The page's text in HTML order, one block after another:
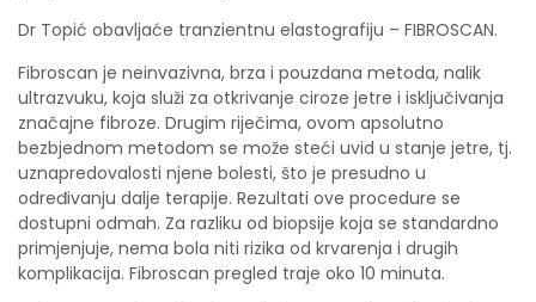
Dr Topić obavljaće tranzientnu elastografiju – FIBROSCAN.
Fibroscan je neinvazivna, brza i pouzdana metoda, nalik
ultrazvuku, koja služi za otkrivanje ciroze jetre i isključivanja
značajne fibroze. Drugim riječima, ovom apsolutno
bezbjednom metodom se može steći uvid u stanje jetre, tj.
uznapredovalosti njene bolesti, što je presudno u
određivanju dalje terapije. Rezultati ove procedure se
dostupni odmah. Za razliku od biopsije koja se standardno
primjenjuje, nema bola niti rizika od krvarenja i drugih
komplikacija. Fibroscan pregled traje oko 10 minuta.